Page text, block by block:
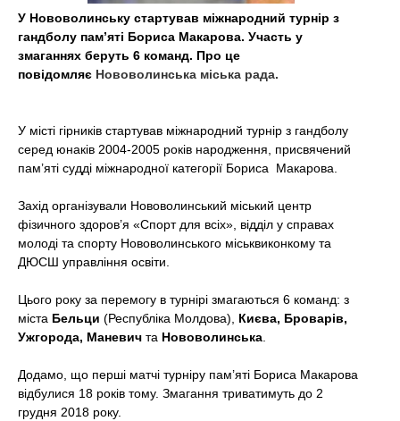
У Нововолинську стартував міжнародний турнір з
гандболу пам’яті Бориса Макарова. Участь у
змаганнях беруть 6 команд. Про це
повідомляє Нововолинська міська рада.
У місті гірників стартував міжнародний турнір з гандболу
серед юнаків 2004-2005 років народження, присвячений
пам’яті судді міжнародної категорії Бориса Макарова.
Захід організували Нововолинський міський центр
фізичного здоров’я «Спорт для всіх», відділ у справах
молоді та спорту Нововолинського міськвиконкому та
ДЮСШ управління освіти.
Цього року за перемогу в турнірі змагаються 6 команд: з
міста Бельци (Республіка Молдова), Києва, Броварів,
Ужгорода, Маневич та Нововолинська.
Додамо, що перші матчі турніру пам’яті Бориса Макарова
відбулися 18 років тому. Змагання триватимуть до 2
грудня 2018 року.